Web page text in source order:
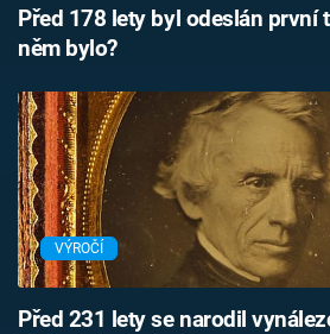
Před 178 lety byl odeslán první
něm bylo?
VÝROČÍ
Před 231 lety se narodil